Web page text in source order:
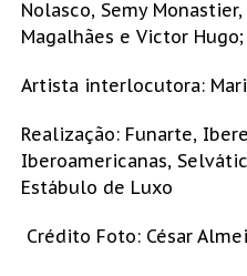
Nolasco, Semy
Magalhães e Victor Hugo;
Artista interlocutora:
Realização: Funarte,
Iberoamericanas,
Estábulo de Luxo
Crédito Foto: César